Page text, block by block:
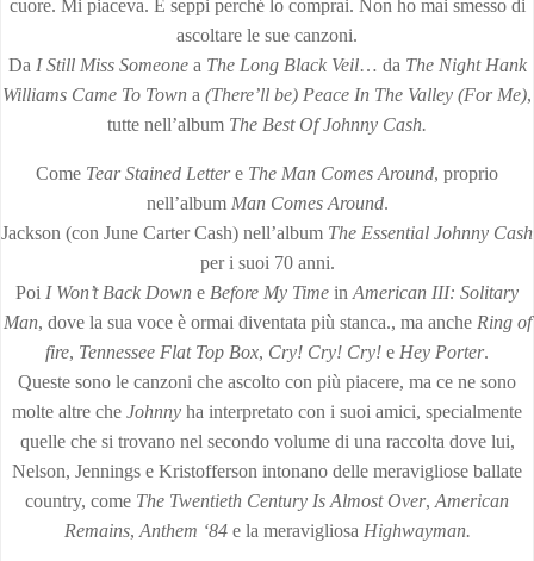
cuore. Mi piaceva. E seppi perché lo comprai. Non ho mai smesso di
ascoltare le sue canzoni.
Da I Still Miss Someonea The Long Black Veil… da The Night Hank
Williams Came To Town a (There’ll be) Peace In The Valley (For Me),
tutte nell’album The Best Of Johnny Cash.
Come Tear Stained Lettere The Man Comes Around, proprio
nell’album Man Comes Around.
Jackson (con June Carter Cash) nell’album The Essential Johnny Cash
per i suoi 70 anni.
Poi I Won’t Back Down e Before My Time in American III: Solitary
Man, dove la sua voce è ormai diventata più stanca., ma anche Ring of
fire, Tennessee Flat Top Box, Cry! Cry! Cry! e Hey Porter.
Queste sono le canzoni che ascolto con più piacere, ma ce ne sono
molte altre che Johnny ha interpretato con i suoi amici, specialmente
quelle che si trovano nel secondo volume di una raccolta dove lui,
Nelson, Jennings e Kristofferson intonano delle meravigliose ballate
country, come The Twentieth Century Is Almost Over, American
Remains, Anthem ‘84e la meravigliosa Highwayman.